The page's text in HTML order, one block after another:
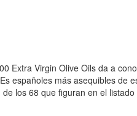
Extra Virgin Olive Oils da a
españoles más asequibles de
los 68 que figuran en el